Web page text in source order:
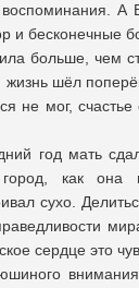
воспоминания. А
и бесконечные
больше, чем
жизнь шёл
не мог,
год мать
как она
сухо.
сердце это